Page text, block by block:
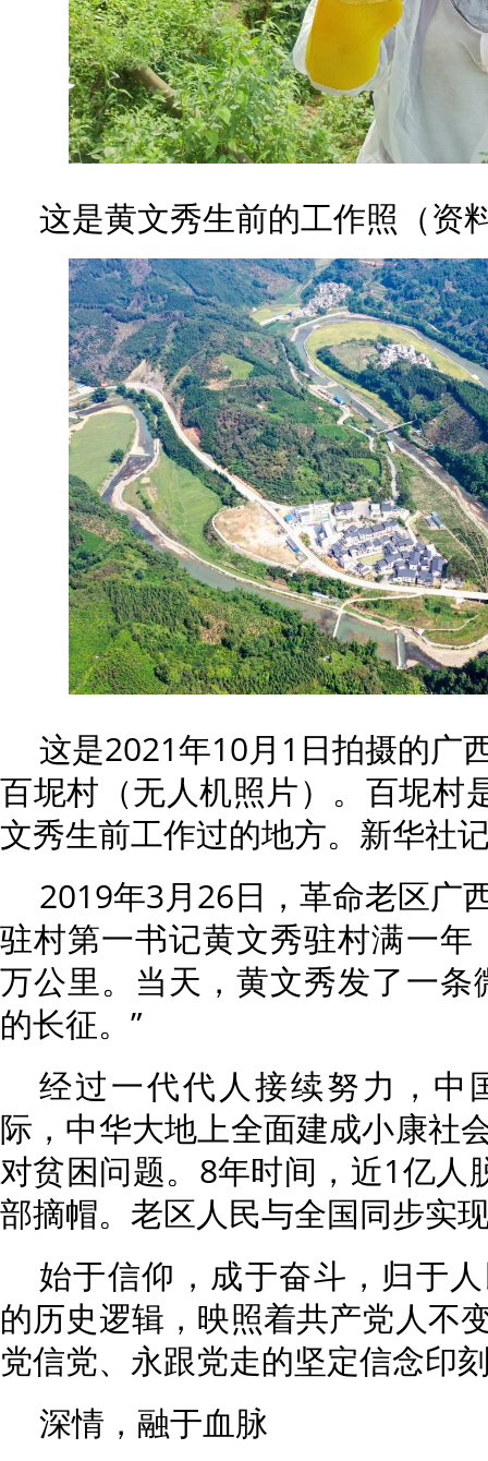
这是黄文秀生前的工作照（资
这是2021年10月1日拍摄的广
百坭村（无人机照片）。百坭村
文秀生前工作过的地方。新华社
2019年3月26日，革命老区广
驻村第一书记黄文秀驻村满一
万公里。当天，黄文秀发了一条
的长征。”
经过一代代人接续努力，中
际，中华大地上全面建成小康社
对贫困问题。8年时间，近1亿人
部摘帽。老区人民与全国同步实
始于信仰，成于奋斗，归于
的历史逻辑，映照着共产党人不
党信党、永跟党走的坚定信念印
深情，融于血脉